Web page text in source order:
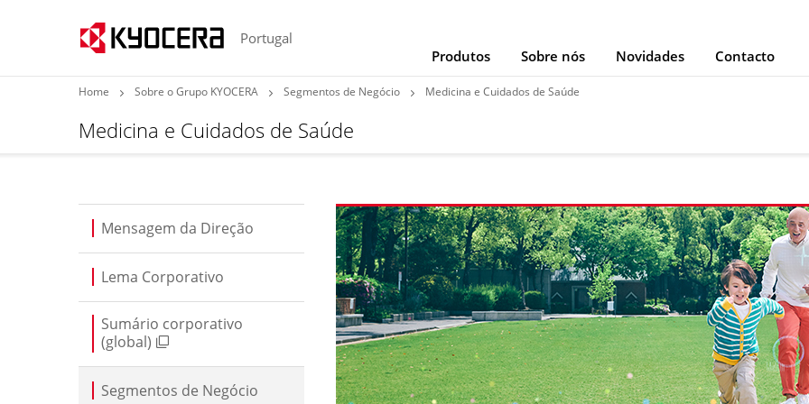
Portugal
Produtos
Sobre nós Novidades Contacto
Home Sobre o Grupo KYOCERA Segmentos de Negócio Medicina e Cuidados de Saúde
Medicina e Cuidados de Saúde
Mensagem da Direção
Lema Corporativo
Sumário corporativo
(global)
Segmentos de Negócio